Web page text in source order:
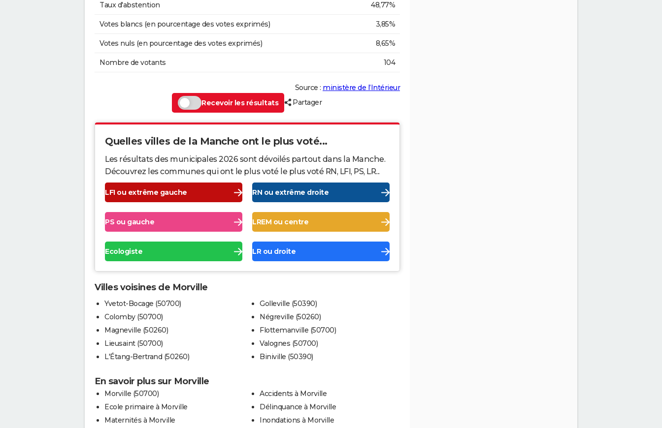
Taux d'abstention 48,77%
Votes blancs (en pourcentage des votes exprimés) 3,85%
Votes nuls (en pourcentage des votes exprimés) 8,65%
Nombre de votants 104
Source : ministère de l’Intérieur
Recevoir les résultats
Partager
Quelles villes de la Manche ont le plus voté...
Les résultats des municipales 2026 sont dévoilés partout dans la Manche.
Découvrez les communes qui ont le plus voté le plus voté RN, LFI, PS, LR...
LFI ou extrême gauche RN ou extrême droite
PS ou gauche LREM ou centre
Ecologiste LR ou droite
Villes voisines de Morville
Yvetot-Bocage (50700)
Colomby (50700)
Magneville (50260)
Lieusaint (50700)
L'Étang-Bertrand (50260)
Golleville (50390)
Négreville (50260)
Flottemanville (50700)
Valognes (50700)
Biniville (50390)
En savoir plus sur Morville
Morville (50700)
Ecole primaire à Morville
Maternités à Morville
Accidents à Morville
Délinquance à Morville
Inondations à Morville